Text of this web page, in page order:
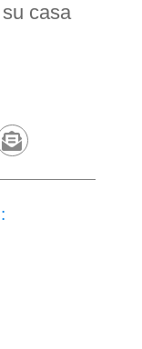
casa